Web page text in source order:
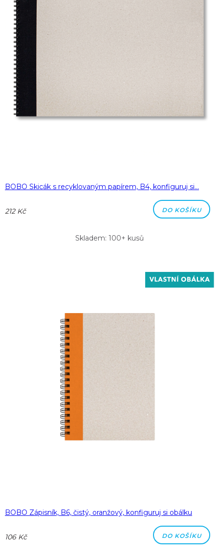
BOBO Skicák s recyklovaným papírem, B4, konfiguruj si…
212 Kč DO KOŠÍKU
Skladem: 100+ kusů
BOBO Zápisník, B6, čistý, oranžový, konfiguruj si obálku
106 Kč DO KOŠÍKU